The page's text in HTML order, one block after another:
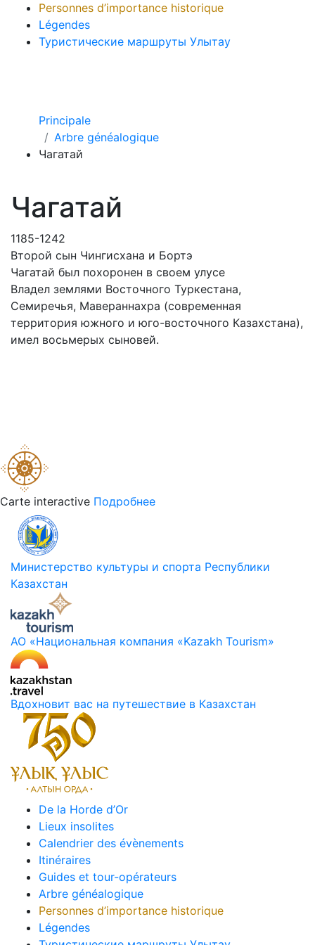
Personnes d’importance historique
Légendes
Туристические маршруты Улытау
Principale
Arbre généalogique
Чагатай
Чагатай
1185-1242
Второй сын Чингисхана и Бортэ
Чагатай был похоронен в своем улусе
Владел землями Восточного Туркестана,
Семиречья, Мавераннахра (современная
территория южного и юго-восточного Казахстана),
имел восьмерых сыновей.
Carte interactive Подробнее
Министерство культуры и спорта Республики
Казахстан
АО «Национальная компания «Kazakh Tourism»
Вдохновит вас на путешествие в Казахстан
De la Horde d’Or
Lieux insolites
Calendrier des évènements
Itinéraires
Guides et tour-opérateurs
Arbre généalogique
Personnes d’importance historique
Légendes